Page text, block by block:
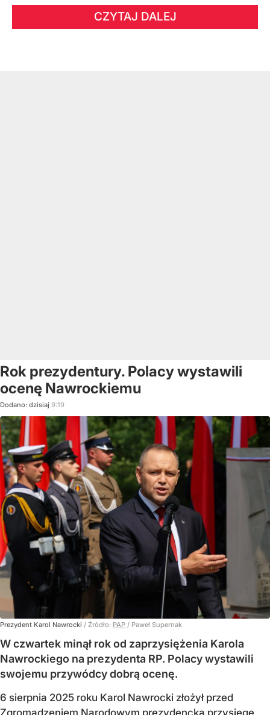
CZYTAJ DALEJ
Rok prezydentury. Polacy wystawili
ocenę Nawrockiemu
Dodano: dzisiaj 9:19
Prezydent Karol Nawrocki / Źródło: PAP / Paweł Supernak
W czwartek minął rok od zaprzysiężenia Karola
Nawrockiego na prezydenta RP. Polacy wystawili
swojemu przywódcy dobrą ocenę.
6 sierpnia 2025 roku Karol Nawrocki złożył przed